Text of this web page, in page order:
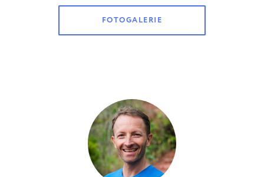
FOTOGALERIE